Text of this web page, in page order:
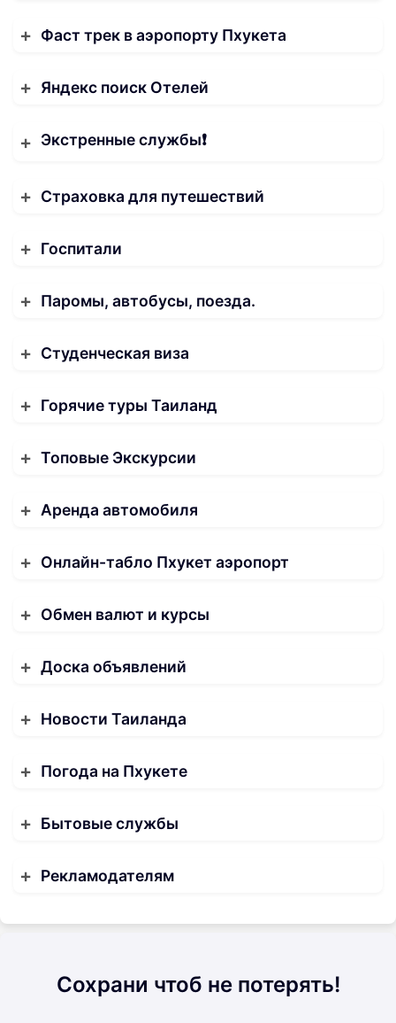
Фаст трек в аэропорту Пхукета
Яндекс поиск Отелей
Экстренные службы❗️
Страховка для путешествий
Госпитали
Паромы, автобусы, поезда.
Студенческая виза
Горячие туры Таиланд
Топовые Экскурсии
Аренда автомобиля
Онлайн-табло Пхукет аэропорт
Обмен валют и курсы
Доска объявлений
Новости Таиланда
Погода на Пхукете
Бытовые службы
Рекламодателям
Сохрани чтоб не потерять!